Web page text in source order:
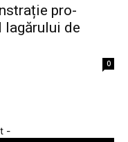
pro-
de
0
-